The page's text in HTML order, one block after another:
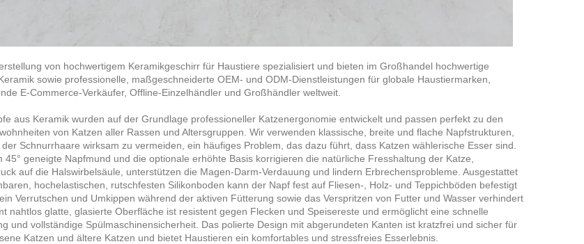
von hochwertigem Keramikgeschirr für Haustiere spezialisiert und bieten im Großhandel hochwertige
sowie professionelle, maßgeschneiderte OEM- und ODM-Dienstleistungen für globale Haustiermarken,
E-Commerce-Verkäufer, Offline-Einzelhändler und Großhändler weltweit.
aus Keramik wurden auf der Grundlage professioneller Katzenergonomie entwickelt und passen perfekt zu den
von Katzen aller Rassen und Altersgruppen. Wir verwenden klassische, breite und flache Napfstrukturen,
Schnurrhaare wirksam zu vermeiden, ein häufiges Problem, das dazu führt, dass Katzen wählerische Esser sind.
45° geneigte Napfmund und die optionale erhöhte Basis korrigieren die natürliche Fresshaltung der Katze,
auf die Halswirbelsäule, unterstützen die Magen-Darm-Verdauung und lindern Erbrechensprobleme. Ausgestattet
hochelastischen, rutschfesten Silikonboden kann der Napf fest auf Fliesen-, Holz- und Teppichböden befestigt
Verrutschen und Umkippen während der aktiven Fütterung sowie das Verspritzen von Futter und Wasser verhindert
nahtlos glatte, glasierte Oberfläche ist resistent gegen Flecken und Speisereste und ermöglicht eine schnelle
und vollständige Spülmaschinensicherheit. Das polierte Design mit abgerundeten Kanten ist kratzfrei und sicher für
Katzen und ältere Katzen und bietet Haustieren ein komfortables und stressfreies Esserlebnis.